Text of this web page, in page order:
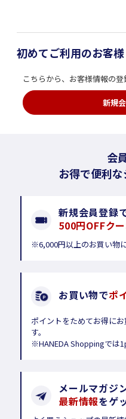
初めてご利用のお客様
こちらから、お客様情報の登
新規
会
お得で便利な
新規会員登録
500円OFFク
※6,000円以上のお買い物
お買い物でポ
ポイントをためてお得に
す。
※HANEDA Shoppingでは
メールマガジ
最新情報をゲ